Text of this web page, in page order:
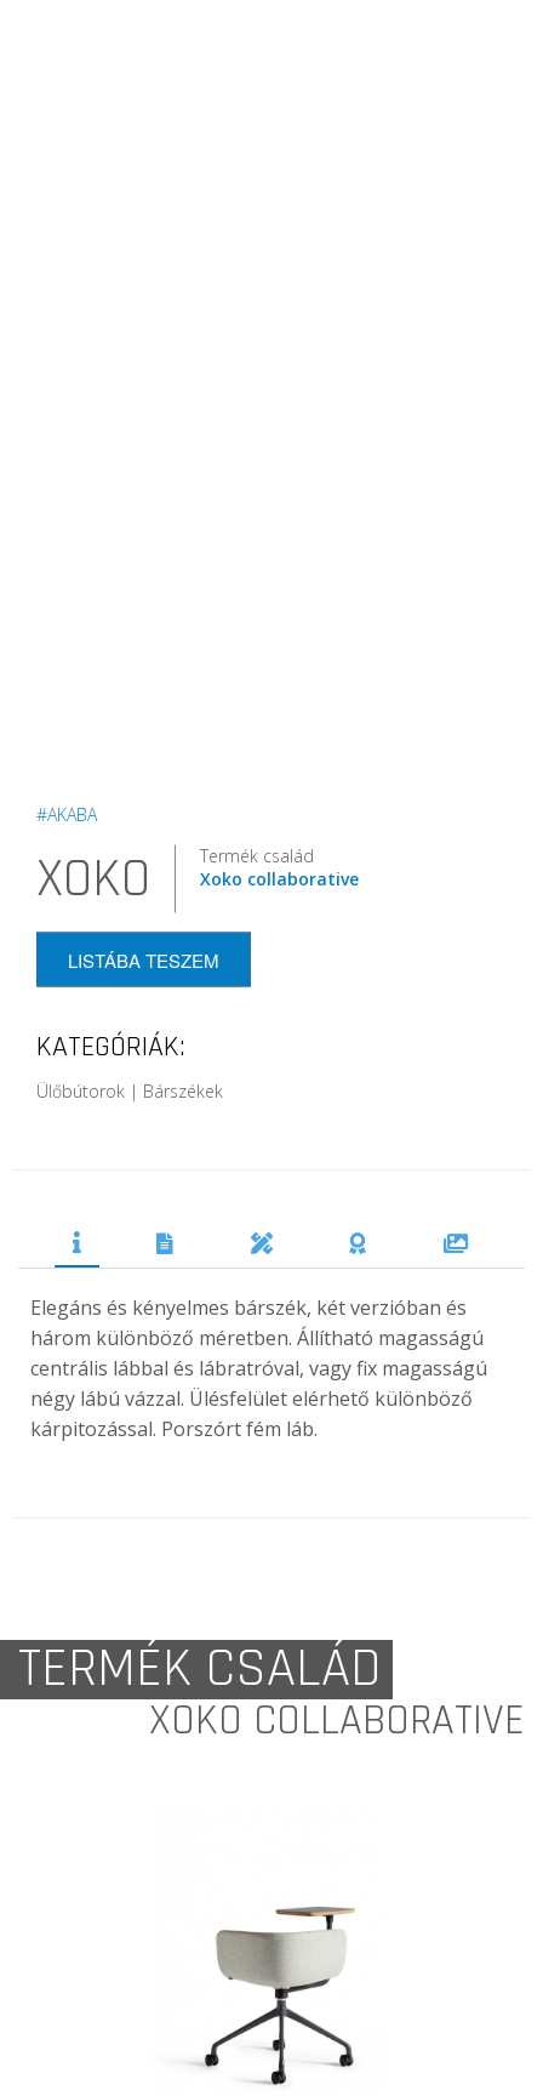
#AKABA
XOKO
Termék család
Xoko collaborative
LISTÁBA TESZEM
KATEGÓRIÁK:
Ülőbútorok | Bárszékek
Elegáns és kényelmes bárszék, két verzióban és
három különböző méretben. Állítható magasságú
centrális lábbal és lábratróval, vagy fix magasságú
négy lábú vázzal. Ülésfelület elérhető különböző
kárpitozással. Porszórt fém láb.
TERMÉK CSALÁD
XOKO COLLABORATIVE